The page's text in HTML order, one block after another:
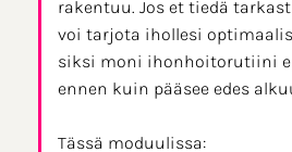
rakentuu. Jos et tiedä
voi tarjota ihollesi
siksi moni ihonhoitorutiini
ennen kuin pääsee edes
Tässä moduulissa: